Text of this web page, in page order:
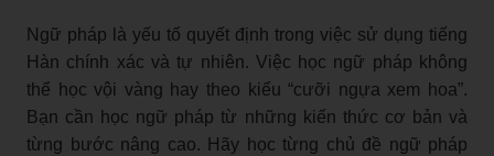
Ngữ pháp là yếu tố quyết định trong việc sử dụng tiếng
Hàn chính xác và tự nhiên. Việc học ngữ pháp không
thể học vội vàng hay theo kiểu “cưỡi ngựa xem hoa”.
Bạn cần học ngữ pháp từ những kiến thức cơ bản và
từng bước nâng cao. Hãy học từng chủ đề ngữ pháp